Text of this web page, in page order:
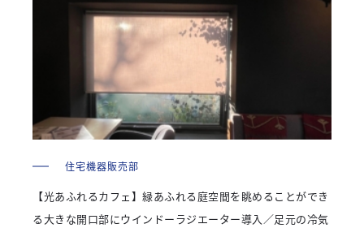
住宅機器販売部
【光あふれるカフェ】緑あふれる庭空間を眺めることができ
る大きな開口部にウインドーラジエーター導入／足元の冷気